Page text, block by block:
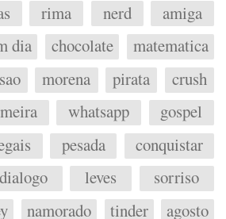
rima nerd
amiga
dia chocolate
matematica
morena pirata
crush
whatsapp
gospel
pesada
conquistar
dialogo leves
sorriso
namorado tinder agosto